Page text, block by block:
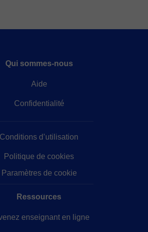
Qui sommes-nous
Aide
Confidentialité
Conditions d’utilisation
Politique de cookies
Paramètres de cookie
Ressources
enseignant en ligne